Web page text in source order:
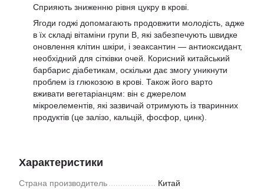
Сприяють зниженню рівня цукру в крові.
Ягоди годжі допомагають продовжити молодість, адже
в їх складі вітаміни групи B, які забезпечують швидке
оновлення клітин шкіри, і зеаксантин — антиоксидант,
необхідний для сітківки очей. Корисний китайський
барбарис діабетикам, оскільки дає змогу уникнути
проблем із глюкозою в крові. Також його варто
вживати вегетаріанцям: він є джерелом
мікроелементів, які зазвичай отримують із тваринних
продуктів (це залізо, кальцій, фосфор, цинк).
Характеристики
Страна производитель Китай